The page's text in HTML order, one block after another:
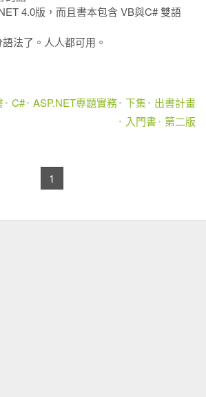
4.0版，而且書本包含 VB與C# 雙語
法了。人人都可用。
C# ASP.NET專題實務 下集
出書計畫
入門書 第二版
1